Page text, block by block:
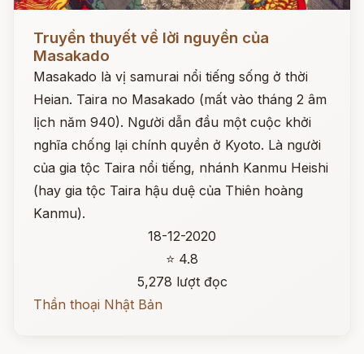
Đọc ngay
Truyền thuyết về lời nguyền của
Masakado
Masakado là vị samurai nổi tiếng sống ở thời
Heian. Taira no Masakado (mất vào tháng 2 âm
lịch năm 940). Người dẫn đầu một cuộc khởi
nghĩa chống lại chính quyền ở Kyoto. Là người
của gia tộc Taira nổi tiếng, nhánh Kanmu Heishi
(hay gia tộc Taira hậu duệ của Thiên hoàng
Kanmu).
18-12-2020
⭐ 4.8
5,278 lượt đọc
Thần thoại Nhật Bản